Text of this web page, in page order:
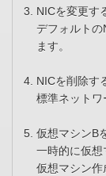
NICを変更す
デフォルトの
ます。
NICを削除す
標準ネットワ
仮想マシンB
一時的に仮想
仮想マシン作